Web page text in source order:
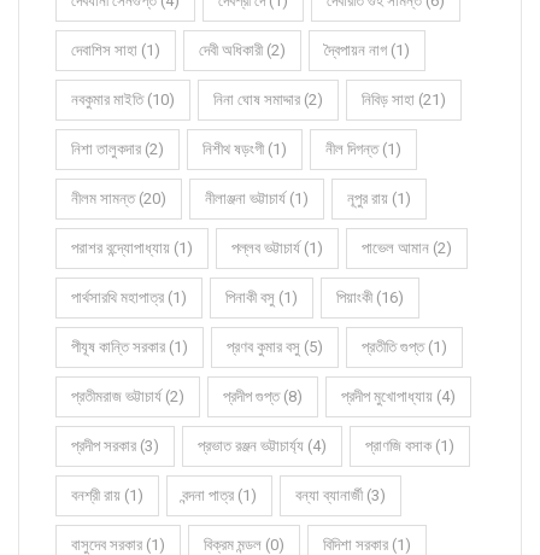
দেবাশিস সাহা (1) দেবী অধিকারী (2) দ্বৈপায়ন নাগ (1)
নবকুমার মাইতি (10) নিনা ঘোষ সমাদ্দার (2) নিবিড় সাহা (21)
নিশা তালুকদার (2) নিশীথ ষড়ংগী (1) নীল দিগন্ত (1)
নীলম সামন্ত (20) নীলাঞ্জনা ভট্টাচার্য (1) নূপুর রায় (1)
পরাশর বন্দ্যোপাধ্যায় (1) পল্লব ভট্টাচার্য (1) পাভেল আমান (2)
পার্থসারথি মহাপাত্র (1) পিনাকী বসু (1) পিয়াংকী (16)
পীযূষ কান্তি সরকার (1) প্রণব কুমার বসু (5) প্রতীতি গুপ্ত (1)
প্রতীমরাজ ভট্টাচার্য (2) প্রদীপ গুপ্ত (8) প্রদীপ মুখোপাধ্যায় (4)
প্রদীপ সরকার (3) প্রভাত রঞ্জন ভট্টাচার্য্য (4) প্রাণজি বসাক (1)
বনশ্রী রায় (1) বন্দনা পাত্র (1) বন্যা ব্যানার্জী (3)
বাসুদেব সরকার (1) বিক্রম মন্ডল (0) বিদিশা সরকার (1)